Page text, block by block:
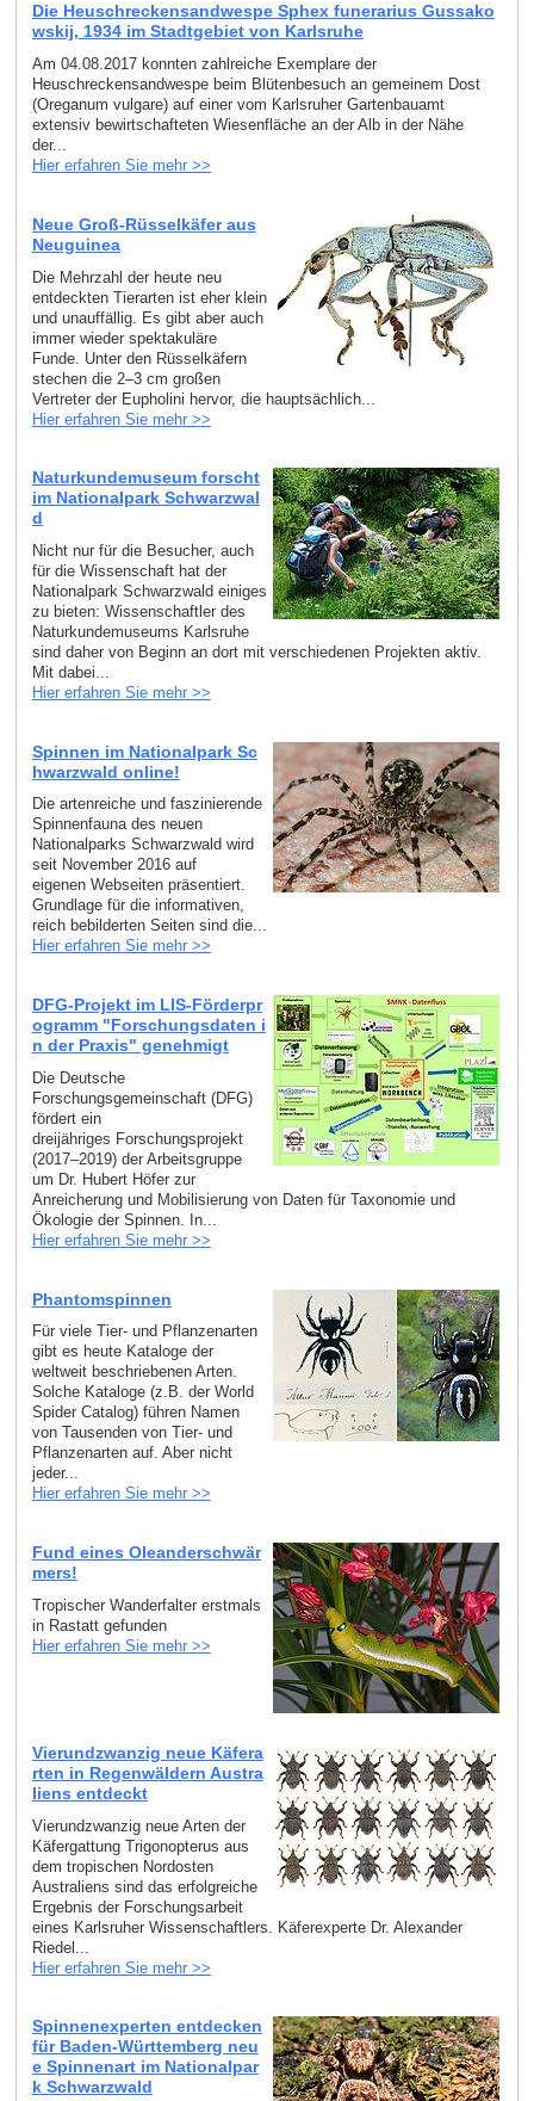
Die Heuschreckensandwespe Sphex funerarius Gussako
wskij, 1934 im Stadtgebiet von Karlsruhe
Am 04.08.2017 konnten zahlreiche Exemplare der
Heuschreckensandwespe beim Blütenbesuch an gemeinem Dost
(Oreganum vulgare) auf einer vom Karlsruher Gartenbauamt
extensiv bewirtschafteten Wiesenfläche an der Alb in der Nähe
der...
Hier erfahren Sie mehr >>
Neue Groß-Rüsselkäfer aus
Neuguinea
Die Mehrzahl der heute neu
entdeckten Tierarten ist eher klein
und unauffällig. Es gibt aber auch
immer wieder spektakuläre
Funde. Unter den Rüsselkäfern
stechen die 2–3 cm großen
Vertreter der Eupholini hervor, die hauptsächlich...
Hier erfahren Sie mehr >>
Naturkundemuseum forscht
im Nationalpark Schwarzwal
d
Nicht nur für die Besucher, auch
für die Wissenschaft hat der
Nationalpark Schwarzwald einiges
zu bieten: Wissenschaftler des
Naturkundemuseums Karlsruhe
sind daher von Beginn an dort mit verschiedenen Projekten aktiv.
Mit dabei...
Hier erfahren Sie mehr >>
Spinnen im Nationalpark Sc
hwarzwald online!
Die artenreiche und faszinierende
Spinnenfauna des neuen
Nationalparks Schwarzwald wird
seit November 2016 auf
eigenen Webseiten präsentiert.
Grundlage für die informativen,
reich bebilderten Seiten sind die...
Hier erfahren Sie mehr >>
DFG-Projekt im LIS-Förderpr
ogramm "Forschungsdaten i
n der Praxis" genehmigt
Die Deutsche
Forschungsgemeinschaft (DFG)
fördert ein
dreijähriges Forschungsprojekt
(2017–2019) der Arbeitsgruppe
um Dr. Hubert Höfer zur
Anreicherung und Mobilisierung von Daten für Taxonomie und
Ökologie der Spinnen. In...
Hier erfahren Sie mehr >>
Phantomspinnen
Für viele Tier- und Pflanzenarten
gibt es heute Kataloge der
weltweit beschriebenen Arten.
Solche Kataloge (z.B. der World
Spider Catalog) führen Namen
von Tausenden von Tier- und
Pflanzenarten auf. Aber nicht
jeder...
Hier erfahren Sie mehr >>
Fund eines Oleanderschwär
mers!
Tropischer Wanderfalter erstmals
in Rastatt gefunden
Hier erfahren Sie mehr >>
Vierundzwanzig neue Käfera
rten in Regenwäldern Austra
liens entdeckt
Vierundzwanzig neue Arten der
Käfergattung Trigonopterus aus
dem tropischen Nordosten
Australiens sind das erfolgreiche
Ergebnis der Forschungsarbeit
eines Karlsruher Wissenschaftlers. Käferexperte Dr. Alexander
Riedel...
Hier erfahren Sie mehr >>
Spinnenexperten entdecken
für Baden-Württemberg neu
e Spinnenart im Nationalpar
k Schwarzwald